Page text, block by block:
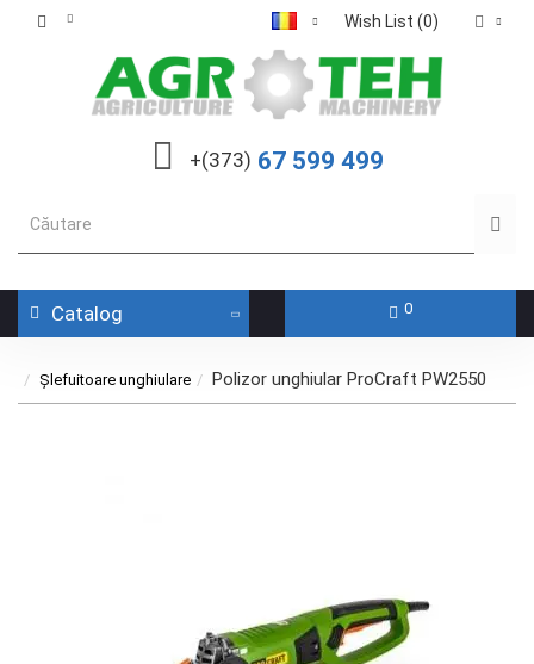
Wish List (0)
+(373) 67 599 499
Catalog 0
Șlefuitoare unghiulare Polizor unghiular ProCraft PW2550